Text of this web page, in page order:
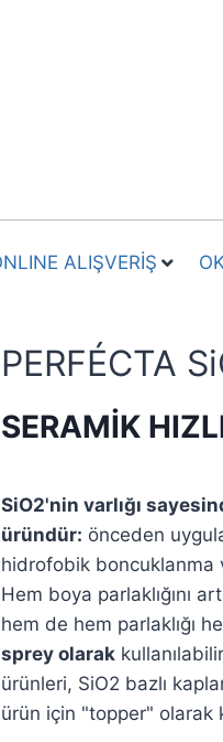
ALIŞVERİŞ
PERFÉCTA
SERAMİK
SiO2'nin varlığı
üründür: önceden
hidrofobik boncuklanma
Hem boya parlaklığını
hem de hem parlaklığı
sprey olarak
ürünleri, SiO2 bazlı
ürün için "topper" olarak